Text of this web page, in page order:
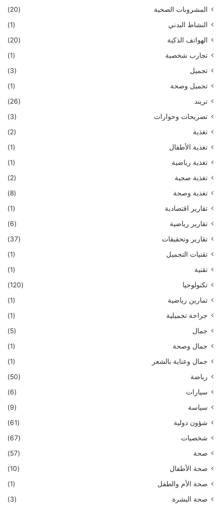
المشروبات الصحية
(20)
النشاط البدني
(1)
الهواتف الذكية
(20)
تجارب شخصية
(1)
تجميل
(3)
تجميل وصحة
(1)
تريند
(26)
تصريحات وحوارات
(3)
تغذية
(2)
تغذية الأطفال
(1)
تغذية رياضية
(1)
تغذية صحية
(2)
تغذية وصحة
(8)
تقارير اقتصادية
(1)
تقارير رياضية
(6)
تقارير وتحقيقات
(37)
تقنيات التجميل
(1)
تقنية
(1)
تكنولوجيا
(120)
تمارين رياضية
(1)
جراحة تجميلية
(1)
جمال
(5)
جمال وصحة
(1)
جمال وعناية بالشعر
(1)
رياضة
(50)
سيارات
(6)
سياسة
(9)
شؤون دولية
(61)
شخصيات
(67)
صحة
(57)
صحة الأطفال
(10)
صحة الأم والطفل
(1)
صحة البشرة
(3)